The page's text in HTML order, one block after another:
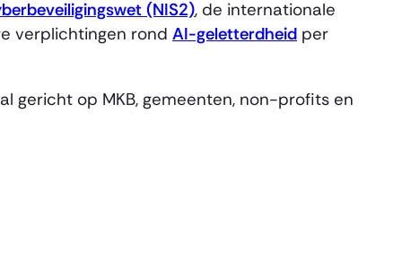
(NIS2), de internationale
verplichtingen rond AI-geletterdheid per
gericht op MKB, gemeenten, non-profits en